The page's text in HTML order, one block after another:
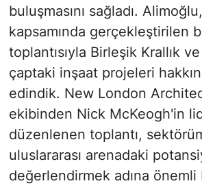
buluşmasını sağladı.
kapsamında gerçekleştirilen
toplantısıyla Birleşik Krallık
çaptaki inşaat projeleri
edindik. New London
ekibinden Nick McKeogh'in
düzenlenen toplantı,
uluslararası arenadaki
değerlendirmek adına önemli